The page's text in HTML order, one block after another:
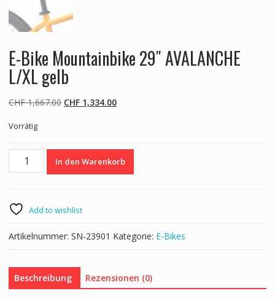
E-Bike Mountainbike 29″ AVALANCHE
L/XL gelb
CHF1,667.00 Ursprünglicher
CHF 1,667.00
CHF1,334.00Aktueller
CHF 1,334.00.
Vorrätig
AVALANCHE
L/XL
gelb
Menge
In den Warenkorb
Add to wishlist
Artikelnummer: SN-23901 Kategorie: E-Bikes
Beschreibung Rezensionen (0)